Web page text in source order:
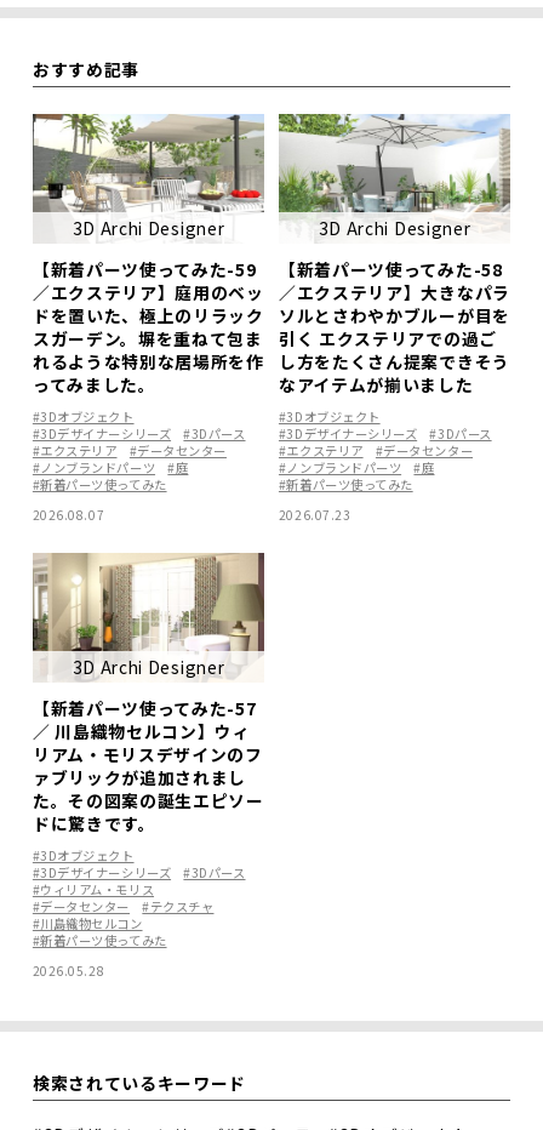
おすすめ記事
3D Archi Designer
【新着パーツ使ってみた-59
／エクステリア】庭用のベッ
ドを置いた、極上のリラック
スガーデン。塀を重ねて包ま
れるような特別な居場所を作
ってみました。
#3Dオブジェクト
#3Dデザイナーシリーズ
#3Dパース
#エクステリア
#データセンター
#ノンブランドパーツ
#庭
#新着パーツ使ってみた
2026.08.07
3D Archi Designer
【新着パーツ使ってみた-58
／エクステリア】大きなパラ
ソルとさわやかブルーが目を
引く エクステリアでの過ご
し方をたくさん提案できそう
なアイテムが揃いました
#3Dオブジェクト
#3Dデザイナーシリーズ
#3Dパース
#エクステリア
#データセンター
#ノンブランドパーツ
#庭
#新着パーツ使ってみた
2026.07.23
3D Archi Designer
【新着パーツ使ってみた-57
／ 川島織物セルコン】ウィ
リアム・モリスデザインのフ
ァブリックが追加されまし
た。その図案の誕生エピソー
ドに驚きです。
#3Dオブジェクト
#3Dデザイナーシリーズ
#3Dパース
#ウィリアム・モリス
#データセンター
#テクスチャ
#川島織物セルコン
#新着パーツ使ってみた
2026.05.28
検索されているキーワード